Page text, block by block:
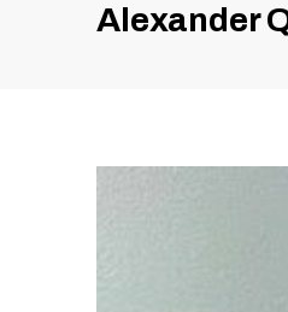
Alexander